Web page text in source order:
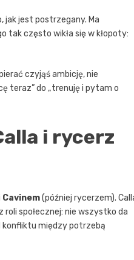
jak jest postrzegany. Ma
tak często wikła się w kłopoty:
czyjąś ambicję, nie
teraz” do „trenuję i pytam o
i rycerz
Cavinem(później rycerzem).
społecznej: nie wszystko da
konfliktu między potrzebą